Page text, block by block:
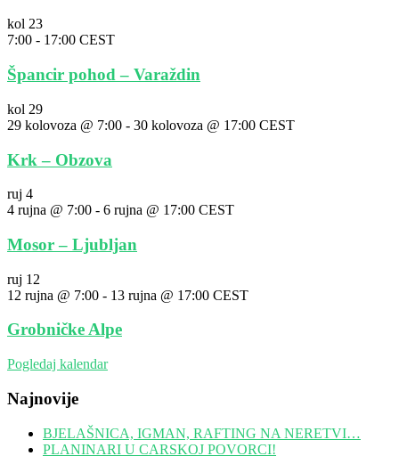
kol 23
7:00 - 17:00 CEST
Špancir pohod – Varaždin
kol 29
29 kolovoza @ 7:00 - 30 kolovoza @ 17:00 CEST
Krk – Obzova
ruj 4
4 rujna @ 7:00 - 6 rujna @ 17:00 CEST
Mosor – Ljubljan
ruj 12
12 rujna @ 7:00 - 13 rujna @ 17:00 CEST
Grobničke Alpe
Pogledaj kalendar
Najnovije
BJELAŠNICA, IGMAN, RAFTING NA NERETVI…
PLANINARI U CARSKOJ POVORCI!